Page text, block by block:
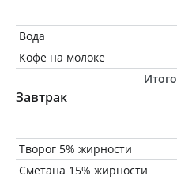
Вода
Кофе на молоке
Итого
Завтрак
Творог 5% жирности
Сметана 15% жирности